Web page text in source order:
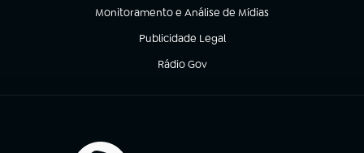
Monitoramento e Análise de Mídias
(abre em nova aba)
Publicidade Legal
(abre em nova aba)
Rádio Gov
(abre em nova aba)